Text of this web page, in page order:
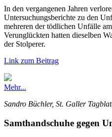
In den vergangenen Jahren
Untersuchungsberichte zu den
mehreren der tödlichen Unfälle
Verunglückten hatten dieselben
der Stolperer.
Link zum Beitrag
Mehr...
Sandro Büchler, St. Galler
Samthandschuhe gegen